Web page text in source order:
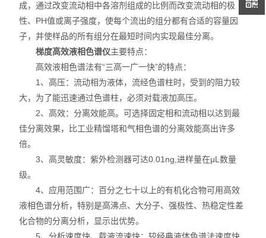
水份测定仪
微波消解/萃取仪
色谱配套设备
光谱配件耗材
实验室设备
成，通过改变流动相中各溶剂组成的比例而改变流动相的极
性、PH值或离子强度，使每个流出的组分都有合适的容量因
子，并使样品的所有组分在最短时间内实现最佳分离。
梯度高效液相色谱仪主要特点：
高效液相色谱法有“三高一广一快”的特点：
1、高压：流动相为液体，流经色谱柱时，受到的阻力较
大，为了能迅速通过色谱柱，必须对载液加高压。
2、高效：分离效能高。可选择固定相和流动相以达到最
佳分离效果，比工业精馏塔和气相色谱的分离效能高出许多
倍。
3、高灵敏度：紫外检测器可达0.01ng,进样量在μL数量
级。
4、应用范围广：百分之七十以上的有机化合物可用高效
液相色谱分析，特别是高沸点、大分子、强极性、热稳定性差
化合物的分离分析，显示出优势。